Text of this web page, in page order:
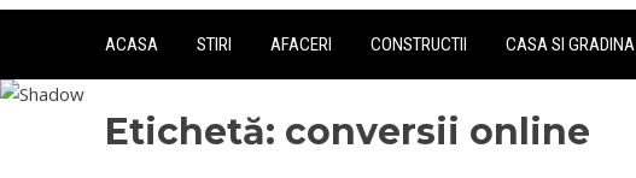
ACASA STIRI AFACERI CONSTRUCTII CASA SI GRADINA
Etichetă: conversii online